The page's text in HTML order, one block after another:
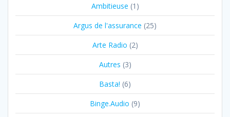
Ambitieuse (1)
Argus de l'assurance (25)
Arte Radio (2)
Autres (3)
Basta! (6)
Binge.Audio (9)